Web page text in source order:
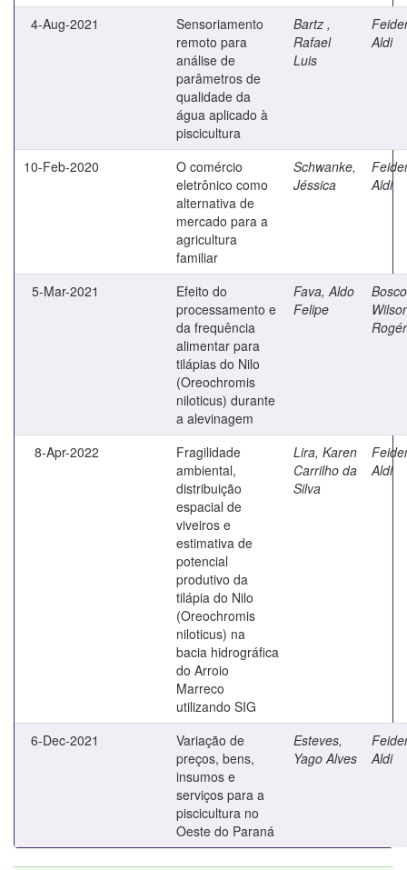
4-Aug-2021
Sensoriamento
remoto para
análise de
parâmetros de
qualidade da
água aplicado à
piscicultura
Bartz ,
Rafael
Luis
Aldi
10-Feb-2020
O comércio
eletrônico como
alternativa de
mercado para a
agricultura
familiar
Schwanke,
Jéssica
Aldi
5-Mar-2021
Efeito do
processamento e
da frequência
alimentar para
tilápias do Nilo
(Oreochromis
niloticus) durante
a alevinagem
Fava, Aldo
Felipe
8-Apr-2022
Fragilidade
ambiental,
distribuição
espacial de
viveiros e
estimativa de
potencial
produtivo da
tilápia do Nilo
(Oreochromis
niloticus) na
bacia hidrográfica
do Arroio
Marreco
utilizando SIG
Lira, Karen
Carrilho da
Silva
Aldi
6-Dec-2021
Variação de
preços, bens,
insumos e
serviços para a
piscicultura no
Oeste do Paraná
Esteves,
Yago Alves
Aldi